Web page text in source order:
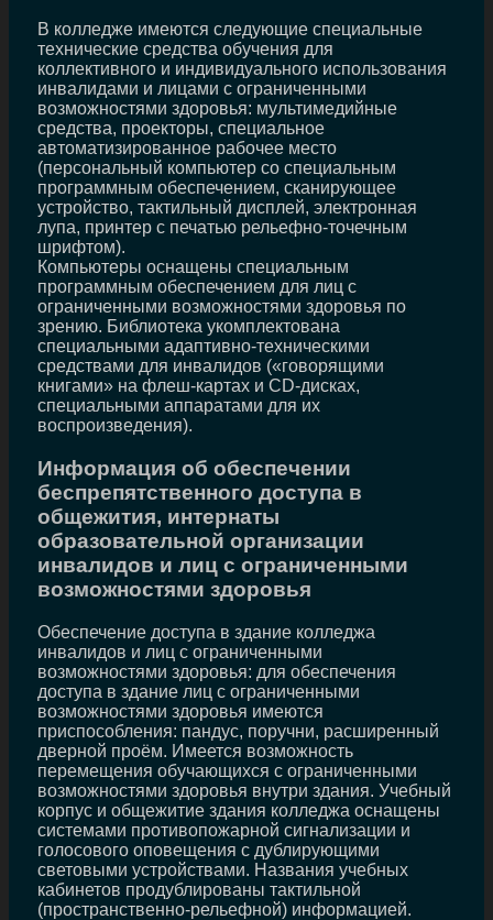
В колледже имеются следующие специальные
технические средства обучения для
коллективного и индивидуального использования
инвалидами и лицами с ограниченными
возможностями здоровья: мультимедийные
средства, проекторы, специальное
автоматизированное рабочее место
(персональный компьютер со специальным
программным обеспечением, сканирующее
устройство, тактильный дисплей, электронная
лупа, принтер с печатью рельефно-точечным
шрифтом).
Компьютеры оснащены специальным
программным обеспечением для лиц с
ограниченными возможностями здоровья по
зрению. Библиотека укомплектована
специальными адаптивно-техническими
средствами для инвалидов («говорящими
книгами» на флеш-картах и CD-дисках,
специальными аппаратами для их
воспроизведения).
Информация об обеспечении
беспрепятственного доступа в
общежития, интернаты
образовательной организации
инвалидов и лиц с ограниченными
возможностями здоровья
Обеспечение доступа в здание колледжа
инвалидов и лиц с ограниченными
возможностями здоровья: для обеспечения
доступа в здание лиц с ограниченными
возможностями здоровья имеются
приспособления: пандус, поручни, расширенный
дверной проём. Имеется возможность
перемещения обучающихся с ограниченными
возможностями здоровья внутри здания. Учебный
корпус и общежитие здания колледжа оснащены
системами противопожарной сигнализации и
голосового оповещения с дублирующими
световыми устройствами. Названия учебных
кабинетов продублированы тактильной
(пространственно-рельефной) информацией.